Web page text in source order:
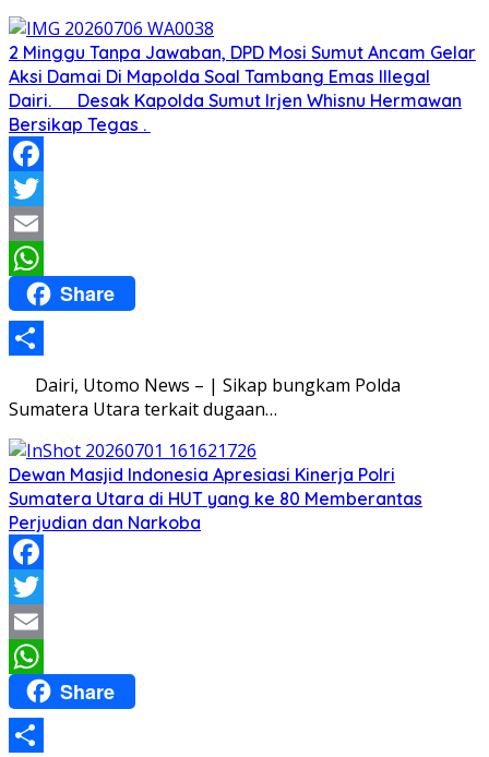
2 Minggu Tanpa Jawaban, DPD Mosi Sumut Ancam Gelar
Aksi Damai Di Mapolda Soal Tambang Emas Illegal
Dairi. Desak Kapolda Sumut Irjen Whisnu Hermawan
Bersikap Tegas .
Facebook
Twitter
Email
WhatsApp
Share
Share
Dairi, Utomo News – | Sikap bungkam Polda
Sumatera Utara terkait dugaan…
Dewan Masjid Indonesia Apresiasi Kinerja Polri
Sumatera Utara di HUT yang ke 80 Memberantas
Perjudian dan Narkoba
Facebook
Twitter
Email
WhatsApp
Share